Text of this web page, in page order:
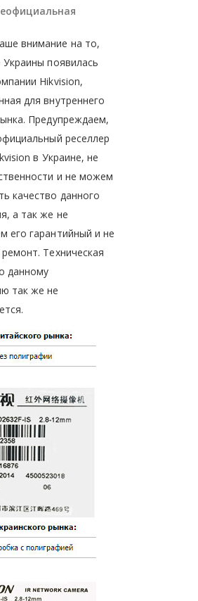
внимание на то,
появилась
Hikvision,
для внутреннего
Предупреждаем,
реселлер
в Украине, не
и не можем
качество данного
а так же не
его гарантийный и не
Техническая
данному
так же не